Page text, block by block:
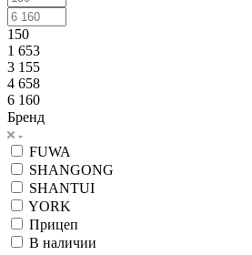
150
1 653
3 155
4 658
6 160
Бренд
FUWA
SHANGONG
SHANTUI
YORK
Прицеп
В наличии